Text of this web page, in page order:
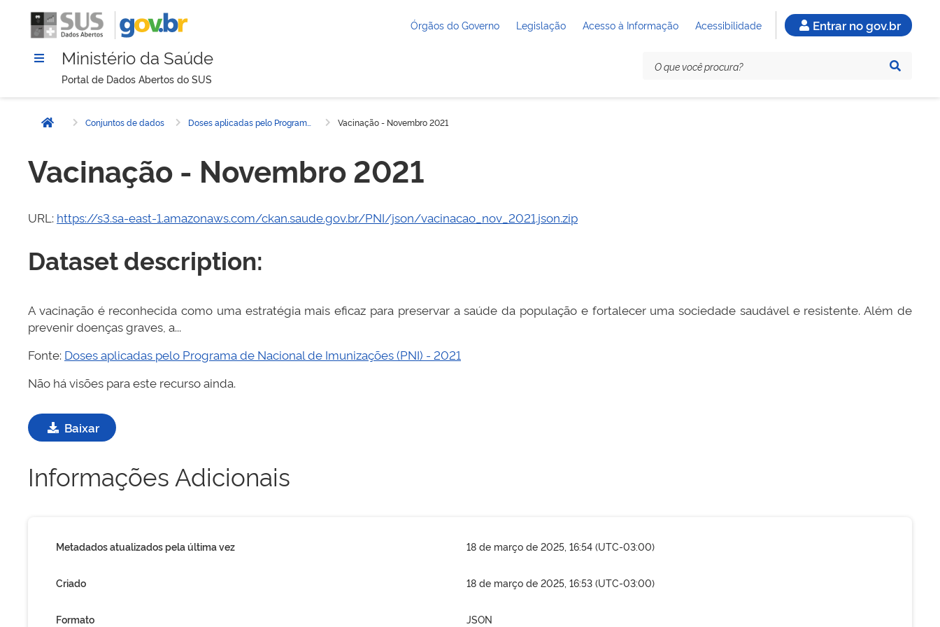
Órgãos do Governo Legislação Acesso à Informação Acessibilidade Entrar no gov.br
Ministério da Saúde
Portal de Dados Abertos do SUS
Página inicialConjuntos de dados Vacinação - Novembro 2021
Vacinação - Novembro 2021
URL: https://s3.sa-east-1.amazonaws.com/ckan.saude.gov.br/PNI/json/vacinacao_nov_2021.json.zip
Dataset description:
A vacinação é reconhecida como uma estratégia mais eficaz para preservar a saúde da população e fortalecer uma sociedade saudável e resistente. Além de
prevenir doenças graves, a...
Fonte: Doses aplicadas pelo Programa de Nacional de Imunizações (PNI) - 2021
Não há visões para este recurso ainda.
Baixar
Informações Adicionais
Metadados atualizados pela última vez 18 de março de 2025, 16:54 (UTC-03:00)
Criado 18 de março de 2025, 16:53 (UTC-03:00)
Formato JSON